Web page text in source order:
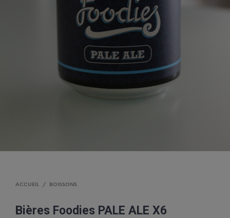
ACCUEIL / BOISSONS
Bières Foodies PALE ALE X6